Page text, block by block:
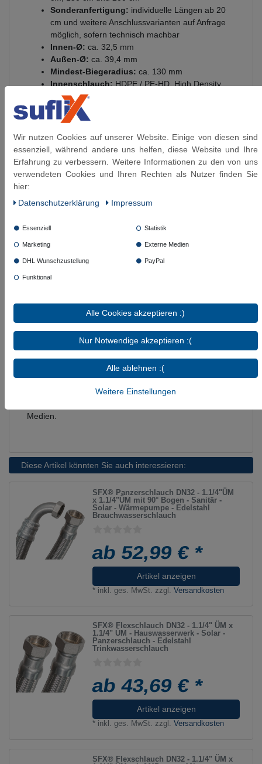
Sonderanfertigung: individuelle Längen ab 20
cm und weitere Anschlussvarianten auf Anfrage
möglich, sofern technisch machbar
Innen-Ø: ca. 32,5 mm
Außen-Ø: ca. 39,4 mm
Mindest-Biegeradius: ca. 130 mm
Innenschlauch:HDPE / PE-HD, High Density
Polyethylen
Umflechtung:
Presshülsen:
Anschlüsse:vernickeltes Messing
Betriebsdruck:
bis 6 bar
Temperaturbereich: -15 °C bis +70 °C
Ozonbeständigkeit:
gut
Lieferumfang:montagefertiger Schlauch
Längenmessung:
von Dichtfläche zu Dichtfläche
Geeignet:
Nicht geeignet:Heizöl L / EL, Diesel, Kerosin,
Ottokraftstoff, Methanol, Ethanol, Hydrauliköl,
Motorenöl, Schutzgase wie CO₂ oder Argon,
Säuren und Laugen
Die tatsächliche Eignung ist abhängig von
Medium, Temperatur, Druck, Konzentration und
Einsatzdauer. Bitte prüfen Sie die technischen
Medien.
Diese Artikel könnten Sie auch interessieren:
SFX® Panzerschlauch DN32 - 1.1/4"ÜM
x 1.1/4"ÜM mit 90° Bogen - Sanitär -
Solar - Wärmepumpe - Edelstahl
Brauchwasserschlauch
ab 52,99 € *
Artikel anzeigen
* inkl. ges. MwSt. zzgl.Versandkosten
SFX® Flexschlauch DN32 - 1.1/4" ÜM x
1.1/4" ÜM - Hauswasserwerk - Solar -
Panzerschlauch - Edelstahl
Trinkwasserschlauch
ab 43,69 € *
Artikel anzeigen
* inkl. ges. MwSt. zzgl.Versandkosten
SFX® Flexschlauch DN32 - 1.1/4" ÜM x
Wir nutzen Cookies auf unserer Website. Einige von diesen sind
essenziell, während andere uns helfen, diese Website und Ihre
Erfahrung zu verbessern. Weitere Informationen zu den von uns
verwendeten Cookies und Ihren Rechten als Nutzer finden Sie
hier:
Daten­schutz­erklärung
Impressum
Essenziell Statistik
Marketing Externe Medien
DHL Wunschzustellung PayPal
Funktional
Alle Cookies akzeptieren :)
Nur Notwendige akzeptieren :(
Alle ablehnen :(
Weitere Einstellungen